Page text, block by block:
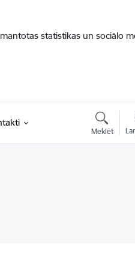
statistikas un sociālo
Meklēt